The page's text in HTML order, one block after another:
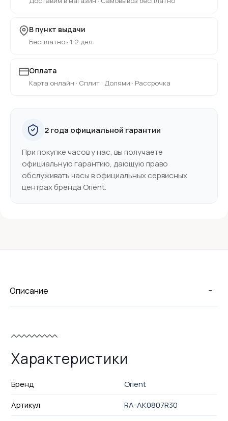
В пункт выдачи
Бесплатно · 1-2 дня
Оплата
Карта онлайн · Сплит · Долями · Рассрочка
2 года официальной гарантии
При покупке часов у нас, вы получаете
официальную гарантию, дающую право
обслуживать часы в официальных сервисных
центрах бренда Orient.
-
Описание
Характеристики
Бренд
Orient
Артикул
RA-AK0807R30